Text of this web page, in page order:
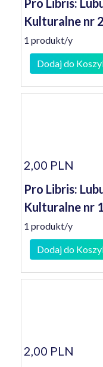
Pro Libris:
Kulturalne nr
1 produkt/y
Dodaj do
2,00 PLN
Pro Libris:
Kulturalne nr
1 produkt/y
Dodaj do
2,00 PLN